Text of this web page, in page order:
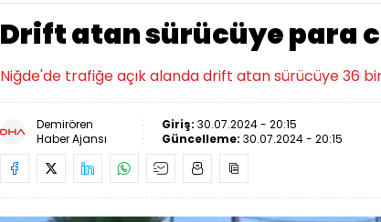
Drift atan sürücüye para
Niğde'de trafiğe açık alanda drift atan sürücüye 36
Demirören
Haber Ajansı
Giriş: 30.07.2024 - 20:15
Güncelleme: 30.07.2024 - 20:15